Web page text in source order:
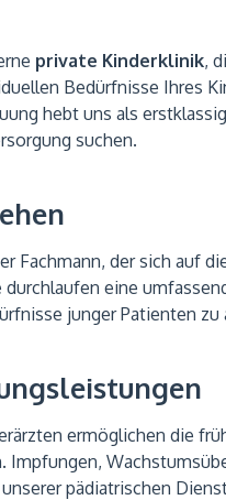
private Kinderklinik,
Bedürfnisse Ihres
hebt uns als
suchen.
Fachmann, der sich auf
eine
junger Patienten zu
ermöglichen die
pädiatrischen